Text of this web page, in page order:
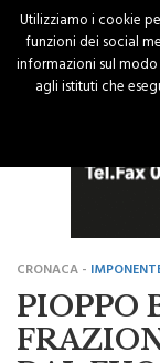
CRONACA -
PIOPPO
DAL
Utilizziamo i cookie
funzioni dei social
informazioni sul
agli istituti che